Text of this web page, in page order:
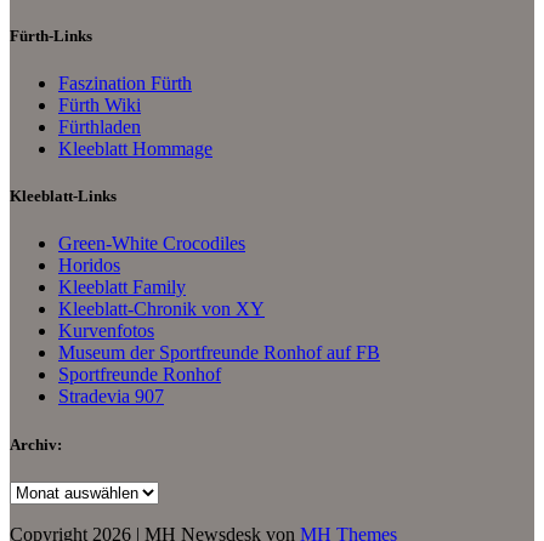
Fürth-Links
Faszination Fürth
Fürth Wiki
Fürthladen
Kleeblatt Hommage
Kleeblatt-Links
Green-White Crocodiles
Horidos
Kleeblatt Family
Kleeblatt-Chronik von XY
Kurvenfotos
Museum der Sportfreunde Ronhof auf FB
Sportfreunde Ronhof
Stradevia 907
Archiv:
Archiv:
Copyright 2026 | MH Newsdesk von MH Themes